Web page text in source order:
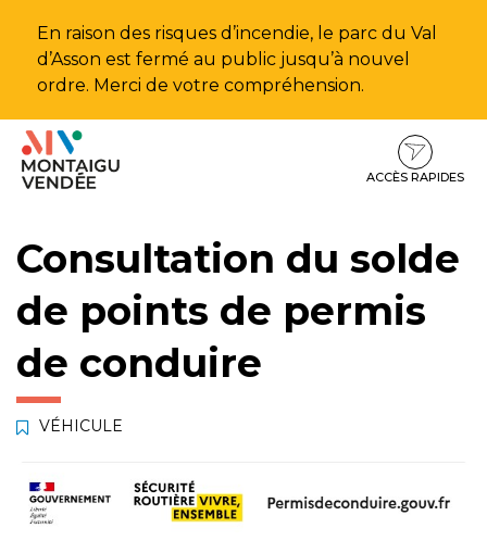
En raison des risques d’incendie, le parc du Val
d’Asson est fermé au public jusqu’à nouvel
ordre. Merci de votre compréhension.
Aller
Aller
contenu
Aller
pied
ACCÈS RAPIDES
Consultation du solde
de points de permis
de conduire
VÉHICULE